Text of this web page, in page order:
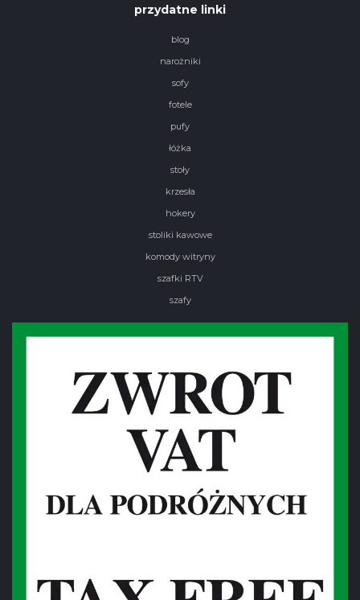
przydatne linki
blog
narożniki
sofy
fotele
pufy
łóżka
stoły
krzesła
hokery
stoliki kawowe
komody witryny
szafki RTV
szafy